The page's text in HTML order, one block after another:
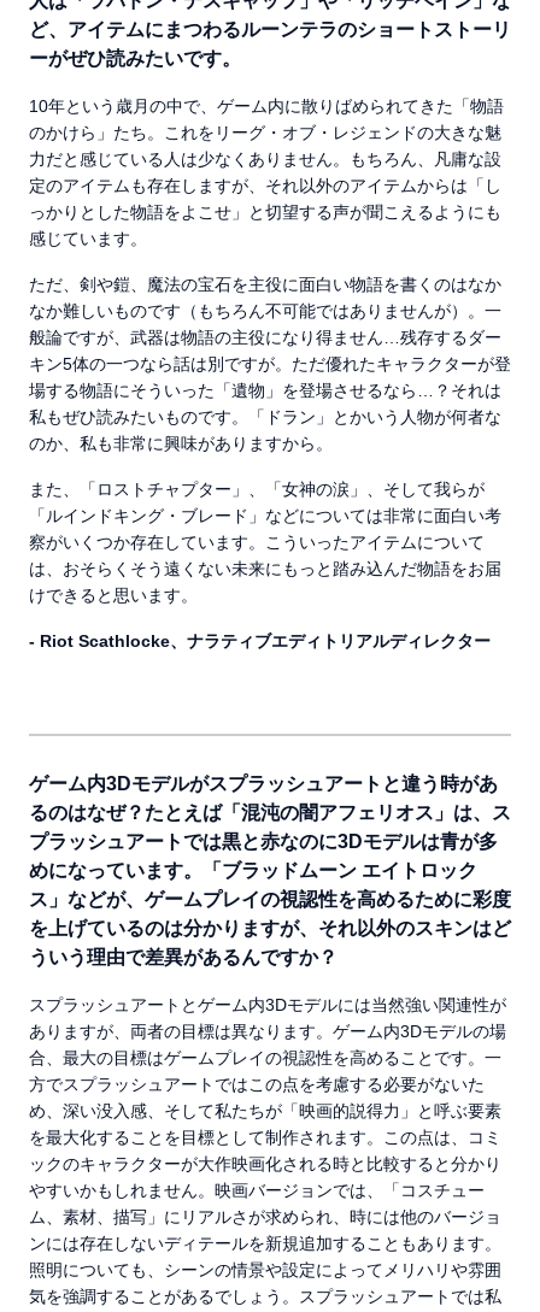
ど、アイテムにまつわるルーンテラのショートストーリ
ーがぜひ読みたいです。
10年という歳月の中で、ゲーム内に散りばめられてきた「物語
のかけら」たち。これをリーグ・オブ・レジェンドの大きな魅
力だと感じている人は少なくありません。もちろん、凡庸な設
定のアイテムも存在しますが、それ以外のアイテムからは「し
っかりとした物語をよこせ」と切望する声が聞こえるようにも
感じています。
ただ、剣や鎧、魔法の宝石を主役に面白い物語を書くのはなか
なか難しいものです（もちろん不可能ではありませんが）。一
般論ですが、武器は物語の主役になり得ません…残存するダー
キン5体の一つなら話は別ですが。ただ優れたキャラクターが登
場する物語にそういった「遺物」を登場させるなら…？それは
私もぜひ読みたいものです。「ドラン」とかいう人物が何者な
のか、私も非常に興味がありますから。
また、「ロストチャプター」、「女神の涙」、そして我らが
「ルインドキング・ブレード」などについては非常に面白い考
察がいくつか存在しています。こういったアイテムについて
は、おそらくそう遠くない未来にもっと踏み込んだ物語をお届
けできると思います。
- Riot Scathlocke、ナラティブエディトリアルディレクター
ゲーム内3Dモデルがスプラッシュアートと違う時があ
るのはなぜ？たとえば「混沌の闇アフェリオス」は、ス
プラッシュアートでは黒と赤なのに3Dモデルは青が多
めになっています。「ブラッドムーン エイトロック
ス」などが、ゲームプレイの視認性を高めるために彩度
を上げているのは分かりますが、それ以外のスキンはど
ういう理由で差異があるんですか？
スプラッシュアートとゲーム内3Dモデルには当然強い関連性が
ありますが、両者の目標は異なります。ゲーム内3Dモデルの場
合、最大の目標はゲームプレイの視認性を高めることです。一
方でスプラッシュアートではこの点を考慮する必要がないた
め、深い没入感、そして私たちが「映画的説得力」と呼ぶ要素
を最大化することを目標として制作されます。この点は、コミ
ックのキャラクターが大作映画化される時と比較すると分かり
やすいかもしれません。映画バージョンでは、「コスチュー
ム、素材、描写」にリアルさが求められ、時には他のバージョ
ンには存在しないディテールを新規追加することもあります。
照明についても、シーンの情景や設定によってメリハリや雰囲
気を強調することがあるでしょう。スプラッシュアートでは私